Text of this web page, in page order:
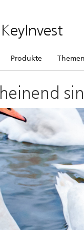
KeyInvest
Produkte Themen